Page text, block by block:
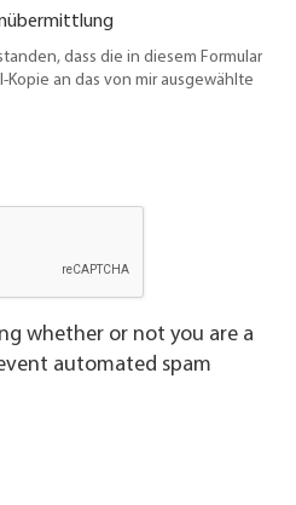
dass die in diesem Formular
Kopie an das von mir ausgewählte
whether or not you are a
automated spam